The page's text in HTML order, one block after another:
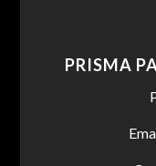
PRISMA